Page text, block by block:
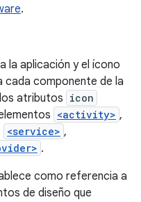
.
la aplicación y el ícono
cada componente de la
atributos icon
<activity> ,
<service> ,
.
como referencia a
de diseño que